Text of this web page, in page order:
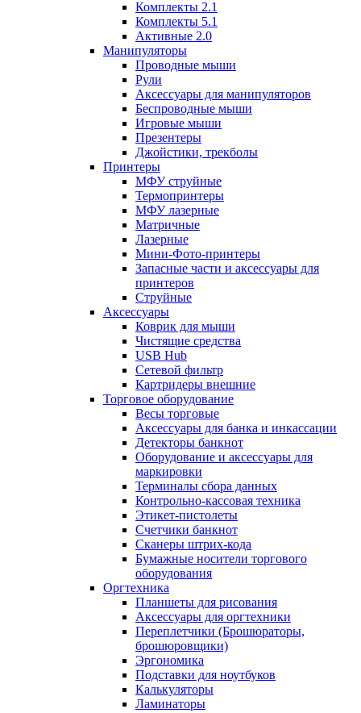
Комплекты 2.1
Комплекты 5.1
Активные 2.0
Манипуляторы
Проводные мыши
Рули
Аксессуары для манипуляторов
Беспроводные мыши
Игровые мыши
Презентеры
Джойстики, трекболы
Принтеры
МФУ струйные
Термопринтеры
МФУ лазерные
Матричные
Лазерные
Мини-Фото-принтеры
Запасные части и аксессуары для
принтеров
Струйные
Аксессуары
Коврик для мыши
Чистящие средства
USB Hub
Сетевой фильтр
Картридеры внешние
Торговое оборудование
Весы торговые
Аксессуары для банка и инкассации
Детекторы банкнот
Оборудование и аксессуары для
маркировки
Терминалы сбора данных
Контрольно-кассовая техника
Этикет-пистолеты
Счетчики банкнот
Сканеры штрих-кода
Бумажные носители торгового
оборудования
Оргтехника
Планшеты для рисования
Аксессуары для оргтехники
Переплетчики (Брошюраторы,
брошюровщики)
Эргономика
Подставки для ноутбуков
Калькуляторы
Ламинаторы